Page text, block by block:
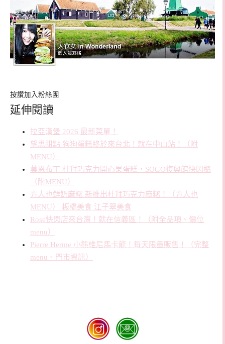
按讚加入粉絲團
延伸閱讀
拉亞漢堡 2026 最新菜單！
望思甜點 狗狗蛋糕終於來台北！就在中山站！（附
MENU）
莫恩布丁 杜拜巧克力開心果蛋糕，SOGO復興館快閃櫃
（附MENU）
方人也鮮奶麻糬 新推出杜拜巧克力麻糬！（方人也
MENU） 板橋美食 江子翠美食
Rose快閃店來台灣！就在信義區！（附全品項、價位
menu）
Pierre Herme 小熊維尼馬卡龍！每天限量販售！（完整
menu、門市資訊）